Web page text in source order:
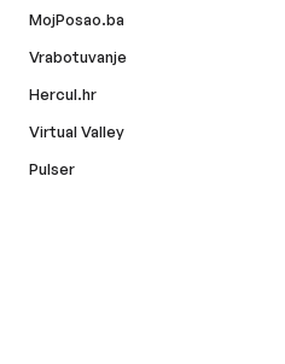
MojPosao.ba
Vrabotuvanje
Hercul.hr
Virtual Valley
Pulser